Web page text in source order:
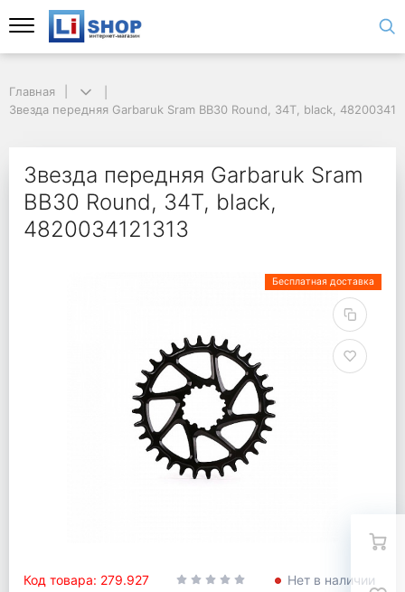
Главная
Звезда передняя Garbaruk Sram BB30 Round, 34T, black,
Звезда передняя Garbaruk Sram
BB30 Round, 34T, black,
4820034121313
Бесплатная доставка
Код товара: 279.927
Нет в наличии